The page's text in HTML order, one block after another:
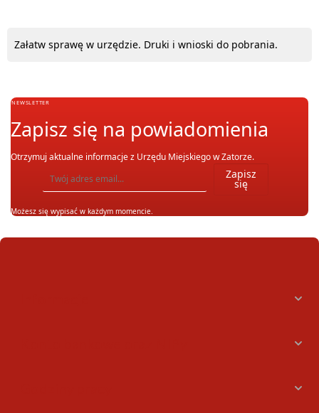
Załatw sprawę w urzędzie. Druki i wnioski do pobrania.
NEWSLETTER
Zapisz się na powiadomienia
Otrzymuj aktualne informacje z Urzędu Miejskiego w Zatorze.
Wpisz adres email, na który chcesz otrzymywać powiadomienia. Możesz również się
Zapisz
się
Możesz się wypisać w każdym momencie.